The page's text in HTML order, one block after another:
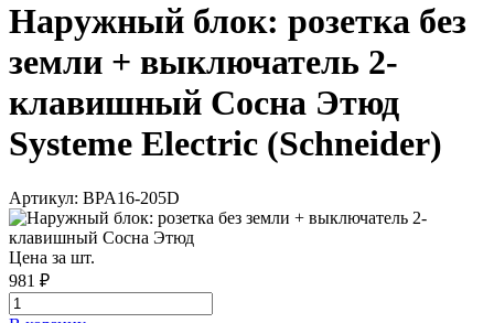
Наружный блок: розетка без
земли + выключатель 2-
клавишный Сосна Этюд
Systeme Electric (Schneider)
Артикул: BPA16-205D
Цена за шт.
981 ₽